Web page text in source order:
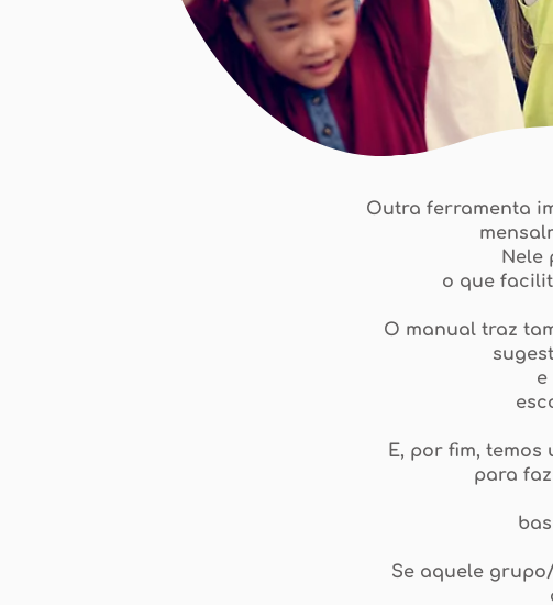
Outra ferramenta
Nele
o que
O manual traz
e
E, por fim,
para
Se aquele